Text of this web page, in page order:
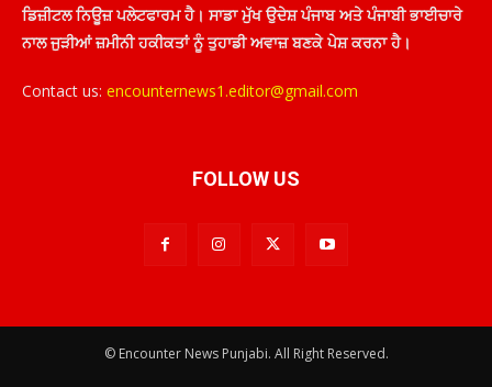
ਡਿਜ਼ੀਟਲ ਨਿਊਜ਼ ਪਲੇਟਫਾਰਮ ਹੈ। ਸਾਡਾ ਮੁੱਖ ਉਦੇਸ਼ ਪੰਜਾਬ ਅਤੇ ਪੰਜਾਬੀ ਭਾਈਚਾਰੇ
ਨਾਲ ਜੁੜੀਆਂ ਜ਼ਮੀਨੀ ਹਕੀਕਤਾਂ ਨੂੰ ਤੁਹਾਡੀ ਅਵਾਜ਼ ਬਣਕੇ ਪੇਸ਼ ਕਰਨਾ ਹੈ।
Contact us: encounternews1.editor@gmail.com
FOLLOW US
© Encounter News Punjabi. All Right Reserved.